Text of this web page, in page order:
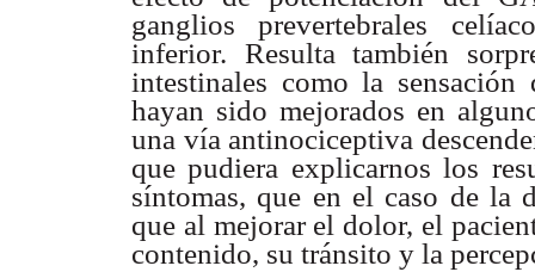
ganglios prevertebrales
inferior. Resulta también
intestinales como la
hayan sido mejorados en
una vía antinociceptiva
que pudiera explicarnos los
síntomas, que en el caso de la
que al mejorar el dolor, el
contenido, su tránsito y la